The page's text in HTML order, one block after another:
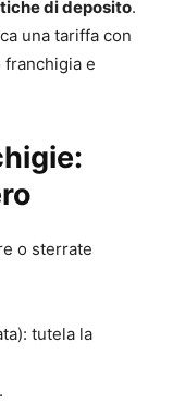
di deposito.
una tariffa con
e
o sterrate
tutela la